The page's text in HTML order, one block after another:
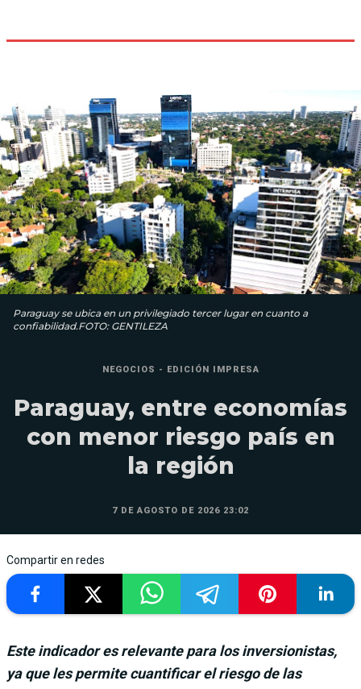
Paraguay se ubica en un privilegiado tercer lugar en cuanto a
confiabilidad.FOTO: GENTILEZA
NEGOCIOS - EDICIÓN IMPRESA
Paraguay, entre economías
con menor riesgo país en
la región
7 DE AGOSTO DE 2026 23:02
Compartir en redes
Este indicador es relevante para los inversionistas,
ya que les permite cuantificar el riesgo de las